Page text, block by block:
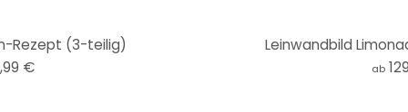
Rezept (3-teilig)
€
Leinwandbild
ab